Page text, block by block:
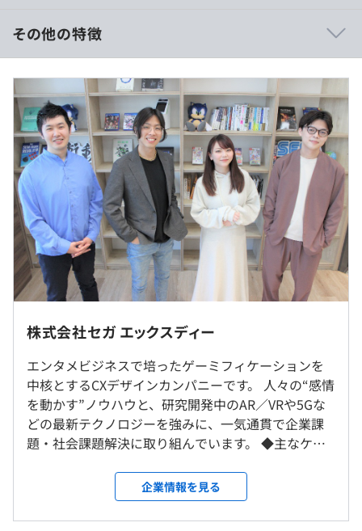
配信のノウハウを結集して ユーザーとコンテンツ提供者
の双方にとって優れたユーザビリティを提供しながら
"MANGA"の可能性を追求し、パートナーの皆様およびユ
ーザ様とコンテンツとともにIPの未来を創り育てていくこ
とを目指しています。
＜3つの特徴＞
①高いカスタマイズ性
コンテンツ提供者様やIPホルダー様の個別ニーズに柔軟に
対応。コンテンツの魅力を最大限に引き出し、IP価値を最
大化します。
②Web・アプリ両対応
構築したサービスはWebサイトとアプリ両方での配信に
対応可能です。 双方の長所を組み合わせながら拡張性の
③多様な対応コンテンツ
従来型電子コミックに限定されない柔軟性。Webtoonや
動画などの多様なメディア形式にも対応し、新しい表現と
コンテンツ体験を実現します。
◎リモートワーク制度（規程あり）
就業場所の変更範囲
＜雇入時＞
東京本社
＜変更範囲＞
会社の定める場所（テレワークをおこなう場所を含む）
受動喫煙防止措置に関する事項
＜初年度基本給＞
■大学院卒：266,300円
■大学卒：256,300円
■その他：246,300円
※残業手当は別途全額支給いたします。
（※想定年収は年収提示額を保証するものではありません）
■所定労働時間：1日8時間
休憩時間：60分
平均残業時間：平均10-20時間／月
【年間休日130日】※2025年度実績
■完全週休2日制（土・日）
その他の特徴
株式会社セガ エックスディー
エンタメビジネスで培ったゲーミフィケーションを
中核とするCXデザインカンパニーです。 人々の“感情
を動かす”ノウハウと、研究開発中のAR／VRや5Gな
どの最新テクノロジーを強みに、一気通貫で企業課
題・社会課題解決に取り組んでいます。 ◆主なケイ
す」価値をデザイン ・事業戦略からプロモーション
まで一気通貫で実施 ・XR／5G領域などの先端技術を
活用した体験価値を創造 ◆取り組みの一例 ・若年層
企業情報を見る